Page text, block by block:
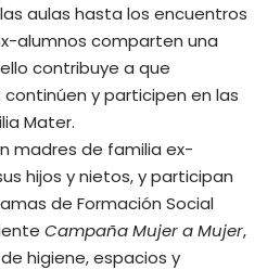
aulas hasta los encuentros
alumnos comparten una
contribuye a que
y participen en las
Mater.
madres de familia ex-
hijos y nietos, y participan
de Formación Social
Campaña Mujer a Mujer,
higiene, espacios y